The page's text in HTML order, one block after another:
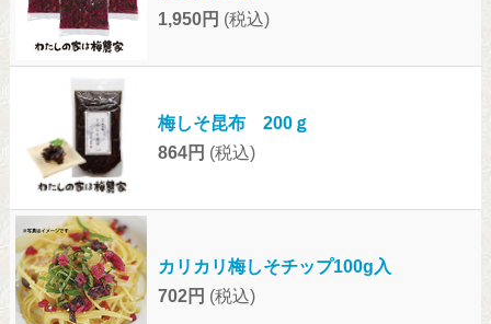
1,950円 (税込)
梅しそ昆布 200ｇ
864円 (税込)
カリカリ梅しそチップ100g入
702円 (税込)